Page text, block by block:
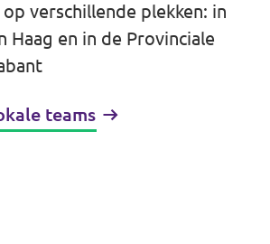
verschillende plekken: in
Haag en in de Provinciale
teams